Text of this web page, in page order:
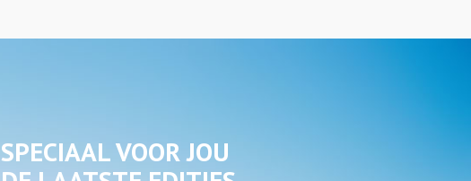
SPECIAAL VOOR JOU